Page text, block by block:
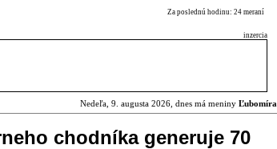
Za poslednú hodinu: 24 meraní
inzercia
Nedeľa, 9. augusta 2026, dnes má meniny Ľubomíra
chodníka generuje 70